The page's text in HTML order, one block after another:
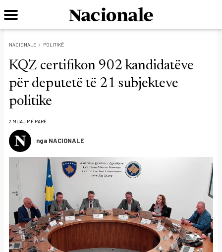
NACIONALE POLITIKË
KQZ certifikon 902 kandidatëve
për deputetë të 21 subjekteve
politike
2 MUAJ MË PARË
nga NACIONALE